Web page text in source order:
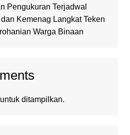
Pengukuran Terjadwal
Kemenag Langkat Teken
Warga Binaan
ditampilkan.